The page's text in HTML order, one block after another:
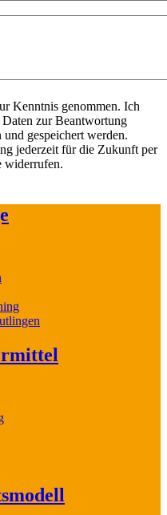
Kenntnis genommen. Ich
zur Beantwortung
gespeichert werden.
jederzeit für die Zukunft per
widerrufen.